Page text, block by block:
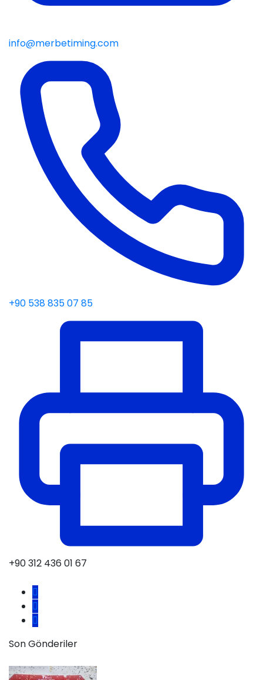
info@merbetiming.com
+90 538 835 07 85
+90 312 436 01 67
Son Gönderiler